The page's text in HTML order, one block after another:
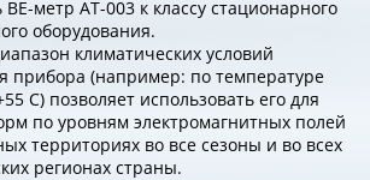
метр АТ-003 к классу стационарного
оборудования.
климатических условий
прибора (например: по температуре
С) позволяет использовать его для
по уровням электромагнитных полей
территориях во все сезоны и во всех
регионах страны.